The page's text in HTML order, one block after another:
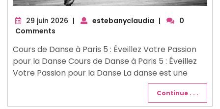
29 juin 2026 29
| estebanyclaudia |
0
Comments
Cours de Danse à Paris 5 : Éveillez Votre Passion
pour la Danse Cours de Danse à Paris 5 : Éveillez
Votre Passion pour la Danse La danse est une
Continue . . .